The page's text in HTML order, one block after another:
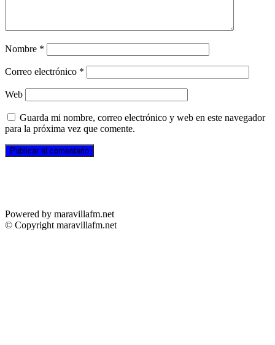
Nombre *
Correo electrónico *
Web
Guarda mi nombre, correo electrónico y web en este navegador
para la próxima vez que comente.
Powered by maravillafm.net
© Copyright maravillafm.net